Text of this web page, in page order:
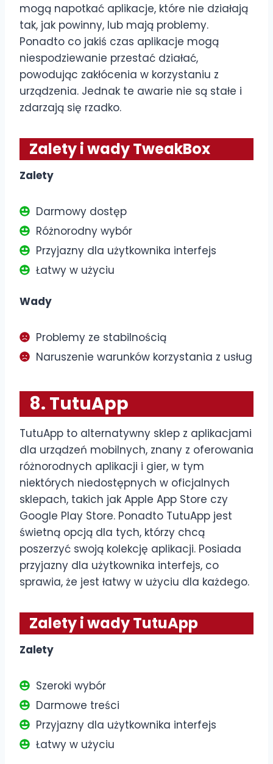
mogą napotkać aplikacje, które nie działają
tak, jak powinny, lub mają problemy.
Ponadto co jakiś czas aplikacje mogą
niespodziewanie przestać działać,
powodując zakłócenia w korzystaniu z
urządzenia. Jednak te awarie nie są stałe i
zdarzają się rzadko.
Zalety i wady TweakBox
Zalety
Darmowy dostęp
Różnorodny wybór
Przyjazny dla użytkownika interfejs
Łatwy w użyciu
Wady
Problemy ze stabilnością
Naruszenie warunków korzystania z usług
8. TutuApp
TutuApp to alternatywny sklep z aplikacjami
dla urządzeń mobilnych, znany z oferowania
różnorodnych aplikacji i gier, w tym
niektórych niedostępnych w oficjalnych
sklepach, takich jak Apple App Store czy
Google Play Store. Ponadto TutuApp jest
świetną opcją dla tych, którzy chcą
poszerzyć swoją kolekcję aplikacji. Posiada
przyjazny dla użytkownika interfejs, co
sprawia, że jest łatwy w użyciu dla każdego.
Zalety i wady TutuApp
Zalety
Szeroki wybór
Darmowe treści
Przyjazny dla użytkownika interfejs
Łatwy w użyciu